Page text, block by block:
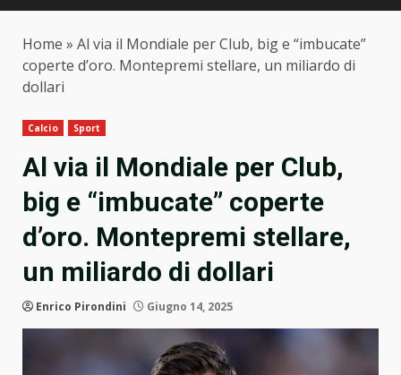
Home » Al via il Mondiale per Club, big e “imbucate”
coperte d’oro. Montepremi stellare, un miliardo di
dollari
Calcio Sport
Al via il Mondiale per Club,
big e “imbucate” coperte
d’oro. Montepremi stellare,
un miliardo di dollari
Enrico Pirondini Giugno 14, 2025